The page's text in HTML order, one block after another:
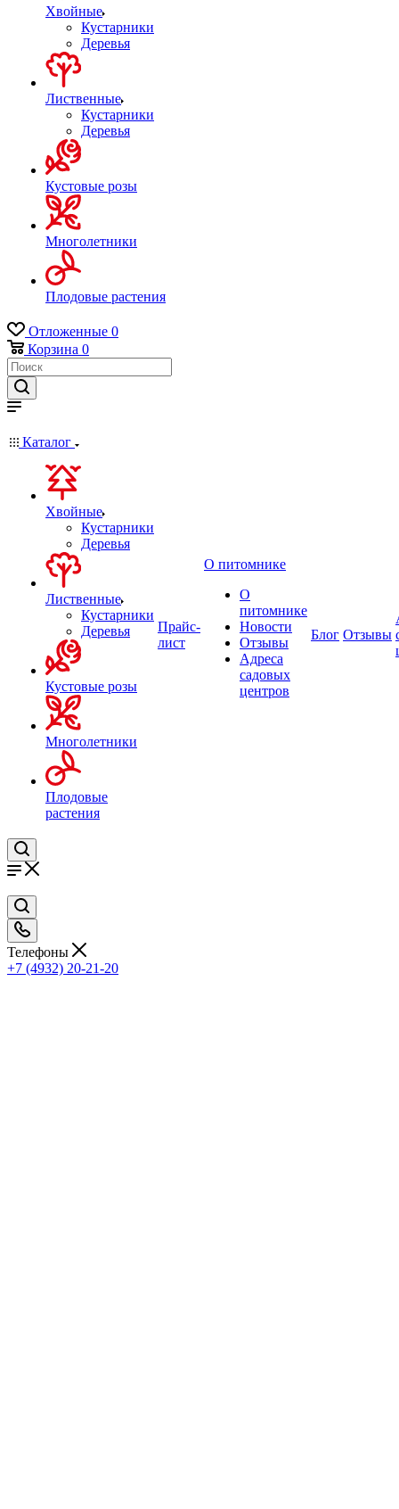
Хвойные
Кустарники
Деревья
Лиственные
Кустарники
Деревья
Кустовые розы
Многолетники
Плодовые растения
Отложенные 0
Корзина 0
Каталог
Хвойные
Кустарники
Деревья
Лиственные
Кустарники
Деревья
Кустовые розы
Многолетники
Плодовые
растения
Прайс-
лист
О питомнике
О
питомнике
Новости
Отзывы
Адреса
садовых
центров
Блог Отзывы
Телефоны
+7 (4932) 20-21-20